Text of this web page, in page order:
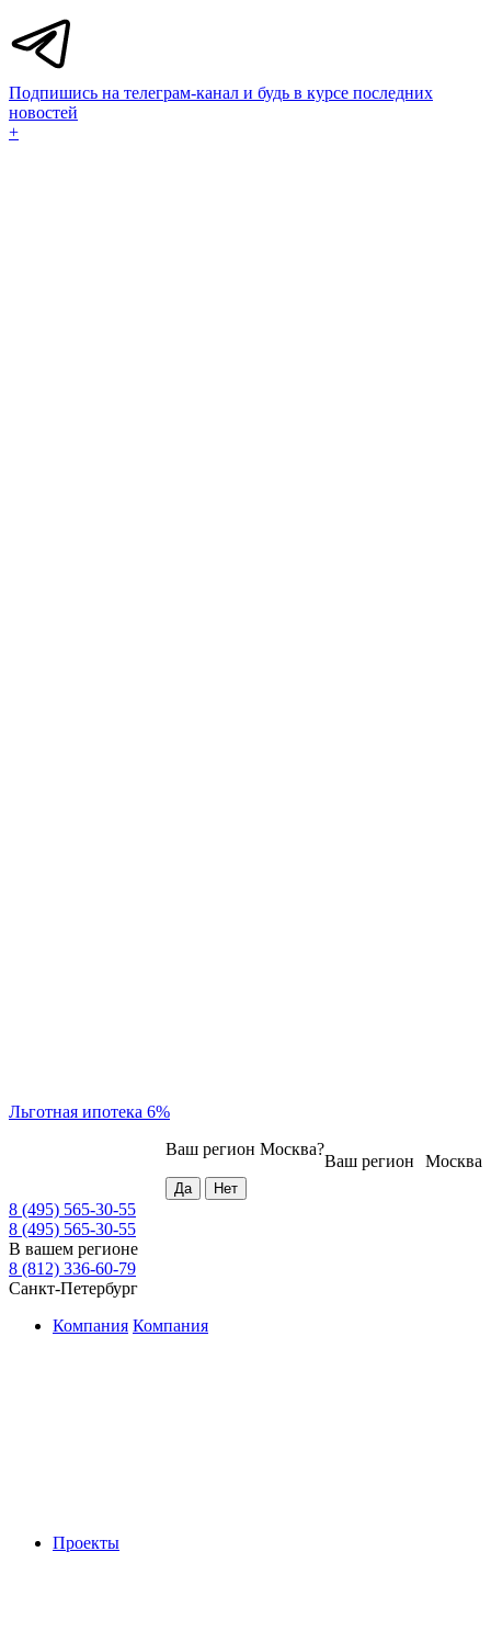
Подпишись на телеграм-канал и будь в курсе последних
новостей
+
Льготная ипотека 6%
Москва
Ваш регион
Ваш регион Москва?
8 (495) 565-30-55
8 (495) 565-30-55
В вашем регионе
8 (812) 336-60-79
Санкт-Петербург
Компания Компания
Проекты